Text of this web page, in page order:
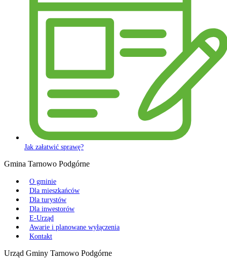
Jak załatwić sprawę?
Gmina Tarnowo Podgórne
O gminie
Dla mieszkańców
Dla turystów
Dla inwestorów
E-Urząd
Awarie i planowane wyłączenia
Kontakt
Urząd Gminy Tarnowo Podgórne